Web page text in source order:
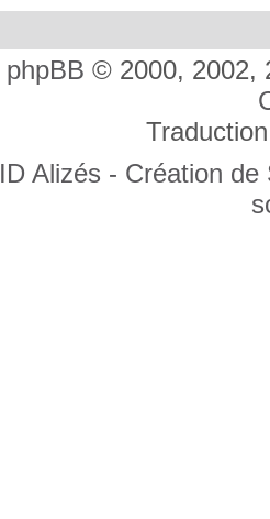
phpBB © 2000, 2002,
ID Alizés - Création